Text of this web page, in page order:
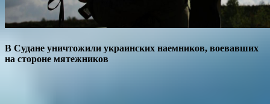
В Судане уничтожили украинских наемников, воевавших
на стороне мятежников